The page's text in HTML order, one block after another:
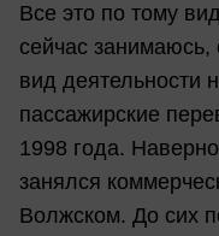
Все это по тому
сейчас занимаюсь,
вид деятельности
пассажирские
1998 года.
занялся
Волжском. До сих